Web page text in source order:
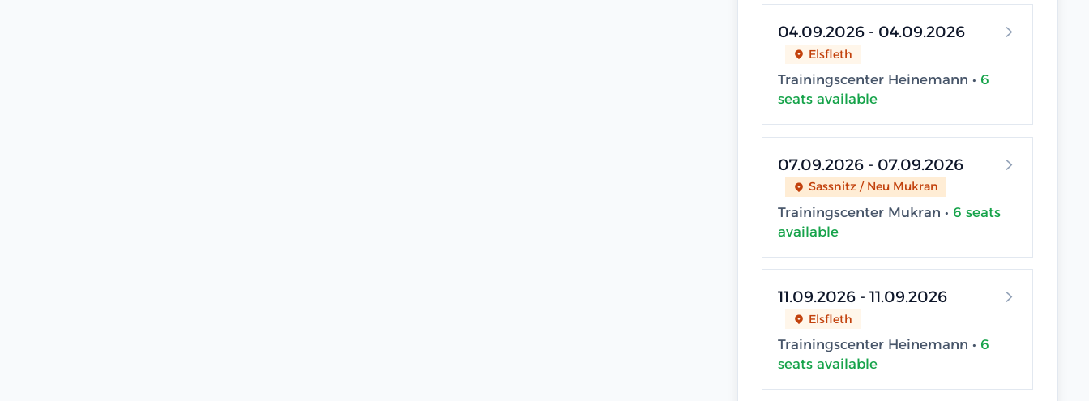
04.09.2026 - 04.09.2026
Elsfleth
Trainingscenter Heinemann • 6
seats available
07.09.2026 - 07.09.2026
Sassnitz / Neu Mukran
Trainingscenter Mukran • 6 seats
available
11.09.2026 - 11.09.2026
Elsfleth
Trainingscenter Heinemann • 6
seats available